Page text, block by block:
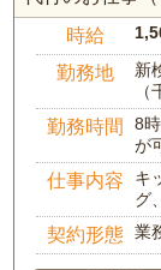
時給
勤務地
新
勤務時間
8
が
仕事内容
キ
グ
契約形態 業